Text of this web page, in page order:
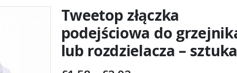
Tweetop złączka
podejściowa do
lub rozdzielacza –